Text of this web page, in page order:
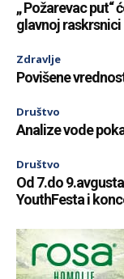
„ Požarevac put“
glavnoj raskrsnici
Zdravlje
Povišene
Društvo
Analize vode
Društvo
Od 7.do
YouthFesta i